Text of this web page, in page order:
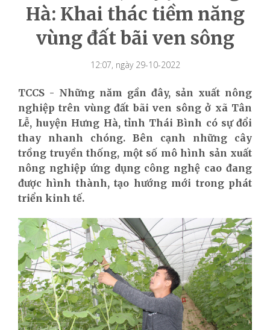
Hà: Khai thác tiềm năng
vùng đất bãi ven sông
12:07, ngày 29-10-2022
TCCS - Những năm gần đây, sản xuất nông
nghiệp trên vùng đất bãi ven sông ở xã Tân
Lễ, huyện Hưng Hà, tỉnh Thái Bình có sự đổi
thay nhanh chóng. Bên cạnh những cây
trồng truyền thống, một số mô hình sản xuất
nông nghiệp ứng dụng công nghệ cao đang
được hình thành, tạo hướng mới trong phát
triển kinh tế.